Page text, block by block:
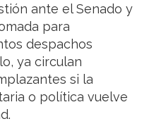
ante el Senado y
para
despachos
ya circulan
si la
o política vuelve